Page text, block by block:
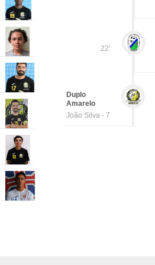
22'
Duplo
Amarelo
João Silva - 7